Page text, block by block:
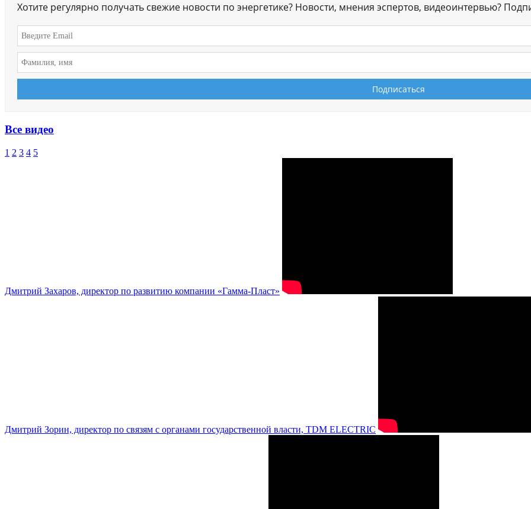
Хотите регулярно получать свежие новости по энергетике? Новости, мнения эспертов, видеоинтервью?
Все видео
1 2 3 4 5
Дмитрий Захаров, директор по развитию компании «Гамма-Пласт»
Дмитрий Зорин, директор по связям с органами государственной власти, TDM ELECTRIC